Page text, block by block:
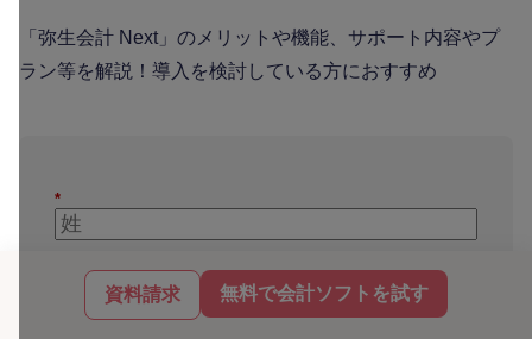
資料請求 無料で会計ソフトを試す
「弥生会計 Next」のメリットや機能、サポート内容やプ
ラン等を解説！導入を検討している方におすすめ
*